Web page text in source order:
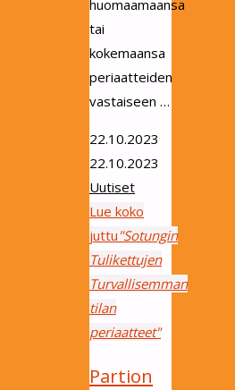
huomaamaansa
tai
kokemaansa
periaatteiden
vastaiseen …
22.10.2023
22.10.2023
Uutiset
Lue koko
juttu "Sotungin
Tulikettujen
Turvallisemman
tilan
periaatteet"
Partion